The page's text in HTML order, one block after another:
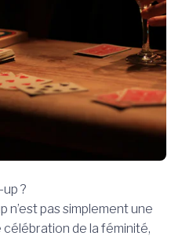
?
n’est pas simplement une
célébration de la féminité,